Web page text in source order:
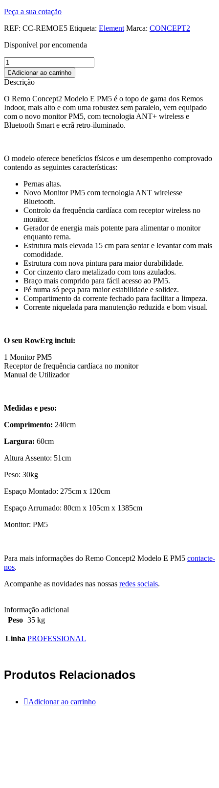
Peça a sua cotação
REF: CC-REMOE5 Etiqueta: Element Marca: CONCEPT2
Disponível por encomenda
Adicionar ao carrinho
Descrição
O Remo Concept2 Modelo E PM5 é o topo de gama dos Remos
Indoor, mais alto e com uma robustez sem paralelo, vem equipado
com o novo monitor PM5, com tecnologia ANT+ wireless e
Bluetooth Smart e ecrã retro-iluminado.
O modelo oferece benefícios físicos e um desempenho comprovado
contendo as seguintes características:
Pernas altas.
Novo Monitor PM5 com tecnologia ANT wirelesse
Bluetooth.
Controlo da frequência cardíaca com receptor wireless no
monitor.
Gerador de energia mais potente para alimentar o monitor
enquanto rema.
Estrutura mais elevada 15 cm para sentar e levantar com mais
comodidade.
Estrutura com nova pintura para maior durabilidade.
Cor cinzento claro metalizado com tons azulados.
Braço mais comprido para fácil acesso ao PM5.
Pé numa só peça para maior estabilidade e solidez.
Compartimento da corrente fechado para facilitar a limpeza.
Corrente niquelada para manutenção reduzida e bom visual.
O seu RowErg inclui:
1 Monitor PM5
Receptor de frequência cardíaca no monitor
Manual de Utilizador
Medidas e peso:
Comprimento: 240cm
Largura: 60cm
Altura Assento: 51cm
Peso: 30kg
Espaço Montado: 275cm x 120cm
Espaço Arrumado: 80cm x 105cm x 1385cm
Monitor: PM5
Para mais informações do Remo Concept2 Modelo E PM5 contacte-
nos.
Acompanhe as novidades nas nossas redes sociais.
Informação adicional
Peso 35 kg
Linha PROFESSIONAL
Produtos Relacionados
Adicionar ao carrinho